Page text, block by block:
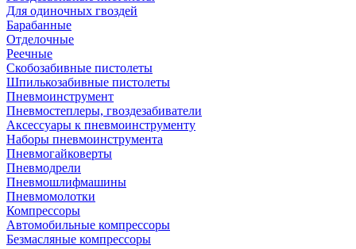
Для одиночных гвоздей
Барабанные
Отделочные
Реечные
Скобозабивные пистолеты
Шпилькозабивные пистолеты
Пневмоинструмент
Пневмостеплеры, гвоздезабиватели
Аксессуары к пневмоинструменту
Наборы пневмоинструмента
Пневмогайковерты
Пневмодрели
Пневмошлифмашины
Пневмомолотки
Компрессоры
Автомобильные компрессоры
Безмасляные компрессоры